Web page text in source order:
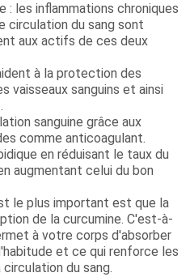
les inflammations chroniques
circulation du sang sont
aux actifs de ces deux
à la protection des
vaisseaux sanguins et ainsi
sanguine grâce aux
comme anticoagulant.
en réduisant le taux du
augmentant celui du bon
le plus important est que la
de la curcumine. C'est-à-
à votre corps d'absorber
et ce qui renforce les
du sang.